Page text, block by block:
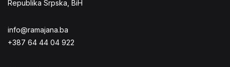
Republika Srpska, BiH
info@ramajana.ba
+387 64 44 04 922